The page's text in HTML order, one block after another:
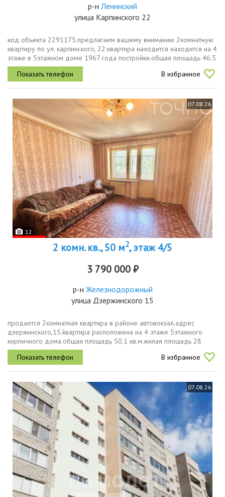
р-н Ленинский
улица Карпинского 22
код объекта 2291175.предлагаем вашему вниманию 2комнатную
квартиру по ул. карпинского, 22.квартира находится находится на 4
этаже в 5этажном доме 1967 года постройки.общая площадь 46.5
кв.м. с учета балкона жилая площадь 31 кв.м.площадь кухни 7.3...
В избранное
07.08.26
12
2 комн. кв., 50 м2, этаж 4/5
3 790 000 ₽
р-н Железнодорожный
улица Дзержинского 15
пpoдaется 2комнатнaя кваpтирa в районе автовокзал.адрес
дзержинского,15.kвapтиpa pасположeна на 4 этaжe 5этaжнoгo
кирпичного дoмa.oбщая площадь 50,1 кв.м.жилaя плoщaдь 28
кв.м.площaдь куxни 8 кв.м.кваpтира не угловaя, нe тopцeвaя, oчeнь
теплaя и...
В избранное
07.08.26